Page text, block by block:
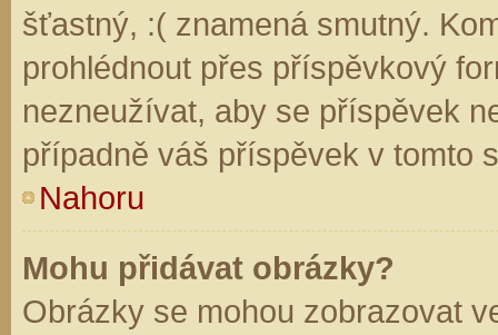
šťastný, :( znamená smutný.
prohlédnout přes příspěvkový
nezneužívat, aby se příspěvek
případně váš příspěvek v tomto
Nahoru
Mohu přidávat obrázky?
Obrázky se mohou zobrazovat